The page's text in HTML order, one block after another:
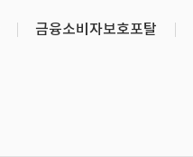
금융소비자보호포탈